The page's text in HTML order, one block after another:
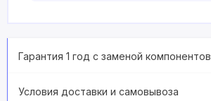
Гарантия 1 год с заменой компонентов
Условия доставки и самовывоза